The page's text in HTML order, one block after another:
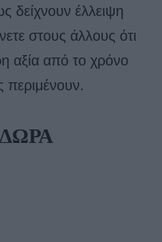
δείχνουν έλλειψη
στους άλλους ότι
αξία από το χρόνο